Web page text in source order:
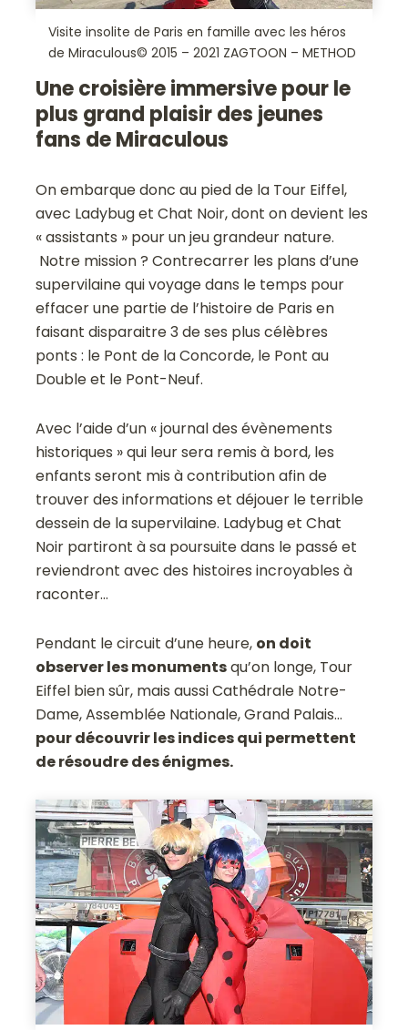
Visite insolite de Paris en famille avec les héros
de Miraculous© 2015 – 2021 ZAGTOON – METHOD
Une croisière immersive pour le
plus grand plaisir des jeunes
fans de Miraculous
On embarque donc au pied de la Tour Eiffel,
avec Ladybug et Chat Noir, dont on devient les
« assistants » pour un jeu grandeur nature.
Notre mission ? Contrecarrer les plans d’une
supervilaine qui voyage dans le temps pour
effacer une partie de l’histoire de Paris en
faisant disparaitre 3 de ses plus célèbres
ponts : le Pont de la Concorde, le Pont au
Double et le Pont-Neuf.
Avec l’aide d’un « journal des évènements
historiques » qui leur sera remis à bord, les
enfants seront mis à contribution afin de
trouver des informations et déjouer le terrible
dessein de la supervilaine. Ladybug et Chat
Noir partiront à sa poursuite dans le passé et
reviendront avec des histoires incroyables à
raconter…
Pendant le circuit d’une heure, on doit
observer les monumentsqu’on longe, Tour
Eiffel bien sûr, mais aussi Cathédrale Notre-
Dame, Assemblée Nationale, Grand Palais…
pour découvrir les indices qui permettent
de résoudre des énigmes.